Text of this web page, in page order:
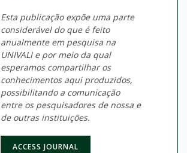
Esta publicação expõe uma parte
considerável do que é feito
anualmente em pesquisa na
UNIVALI e por meio da qual
esperamos compartilhar os
conhecimentos aqui produzidos,
possibilitando a comunicação
entre os pesquisadores de nossa e
de outras instituições.
ACCESS JOURNAL